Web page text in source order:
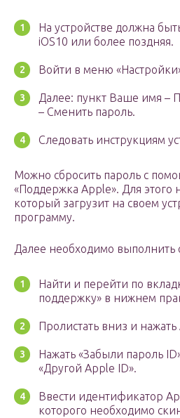
На устройстве должна
iOS10 или более поздняя.
Войти в меню
Далее: пункт Ваше имя –
– Сменить пароль.
Следовать инструкциям
Можно сбросить пароль с
«Поддержка Apple». Для этого
который загрузит на своем
программу.
Далее необходимо выполнить
Найти и перейти по
поддержку» в нижнем
Пролистать вниз и
Нажать «Забыли пароль
«Другой Apple ID».
Ввести идентификатор
которого необходимо